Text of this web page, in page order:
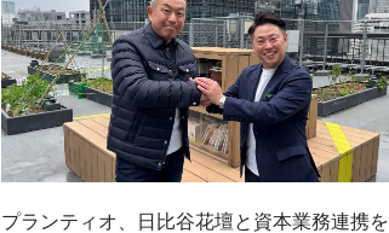
プランティオ、日比谷花壇と資本業務連携を